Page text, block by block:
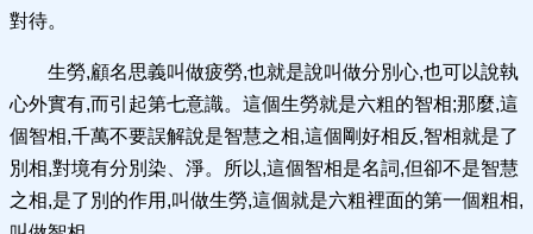
對待。
生勞,顧名思義叫做疲勞,也就是說叫做分別心,也可以說執
心外實有,而引起第七意識。這個生勞就是六粗的智相;那麼,這
個智相,千萬不要誤解說是智慧之相,這個剛好相反,智相就是了
別相,對境有分別染、淨。所以,這個智相是名詞,但卻不是智慧
之相,是了別的作用,叫做生勞,這個就是六粗裡面的第一個粗相,